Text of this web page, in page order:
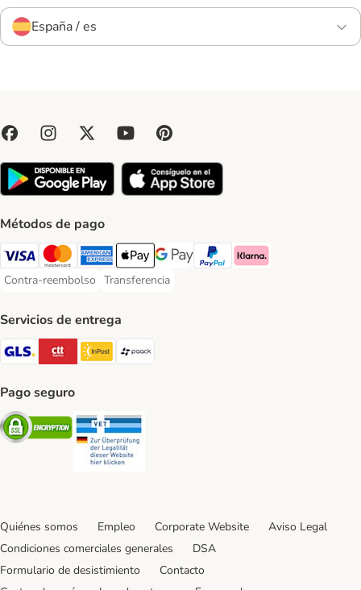
España / es
Métodos de pago
Visa Payment Method
Mastercard Payment Method
American Express Payment Method
Apple Pay Payment Method
Google Pay Payment Method
PayPal Payment Method
Klarna Payment Method
Contra-reembolso
Contra-reembolso Payment Method
Transferencia
Transferencia Payment Method
Servicios de entrega
GLS Shipping Method
CTTExpress Shipping Method
InPost Shipping Method
Pago seguro
Security
Quiénes somos Empleo Corporate Website
Aviso Legal
Condiciones comerciales generales
DSA
Formulario de desistimiento
Contacto